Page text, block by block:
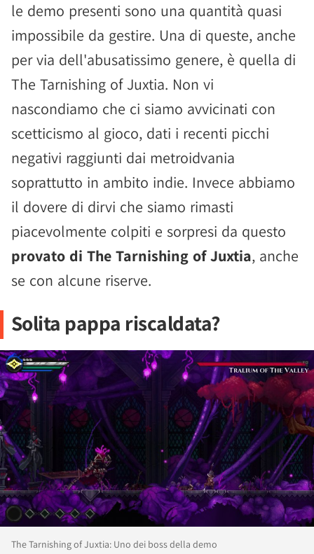
le demo presenti sono una quantità quasi
impossibile da gestire. Una di queste, anche
per via dell'abusatissimo genere, è quella di
The Tarnishing of Juxtia. Non vi
nascondiamo che ci siamo avvicinati con
scetticismo al gioco, dati i recenti picchi
negativi raggiunti dai metroidvania
soprattutto in ambito indie. Invece abbiamo
il dovere di dirvi che siamo rimasti
piacevolmente colpiti e sorpresi da questo
provato di The Tarnishing of Juxtia, anche
se con alcune riserve.
Solita pappa riscaldata?
The Tarnishing of Juxtia: Uno dei boss della demo